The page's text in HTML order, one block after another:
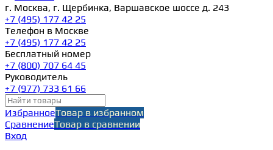
г. Москва, г. Щербинка, Варшавское шоссе д. 243
+7 (495) 177 42 25
Телефон в Москве
+7 (495) 177 42 25
Бесплатный номер
+7 (800) 707 64 45
Руководитель
+7 (977) 733 61 66
ИзбранноеТовар в избранном
СравнениеТовар в сравнении
Вход